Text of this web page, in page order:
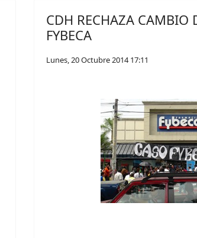
CDH RECHAZA CAMBIO
FYBECA
Lunes, 20 Octubre 2014 17:11